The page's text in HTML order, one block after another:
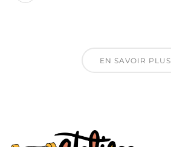
EN SAVOIR PLUS